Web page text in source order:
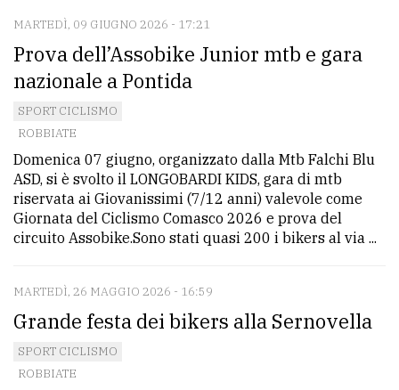
MARTEDÌ, 09 GIUGNO 2026 - 17:21
Prova dell’Assobike Junior mtb e gara
nazionale a Pontida
SPORT CICLISMO
ROBBIATE
Domenica 07 giugno, organizzato dalla Mtb Falchi Blu
ASD, si è svolto il LONGOBARDI KIDS, gara di mtb
riservata ai Giovanissimi (7/12 anni) valevole come
Giornata del Ciclismo Comasco 2026 e prova del
circuito Assobike.Sono stati quasi 200 i bikers al via ...
MARTEDÌ, 26 MAGGIO 2026 - 16:59
Grande festa dei bikers alla Sernovella
SPORT CICLISMO
ROBBIATE